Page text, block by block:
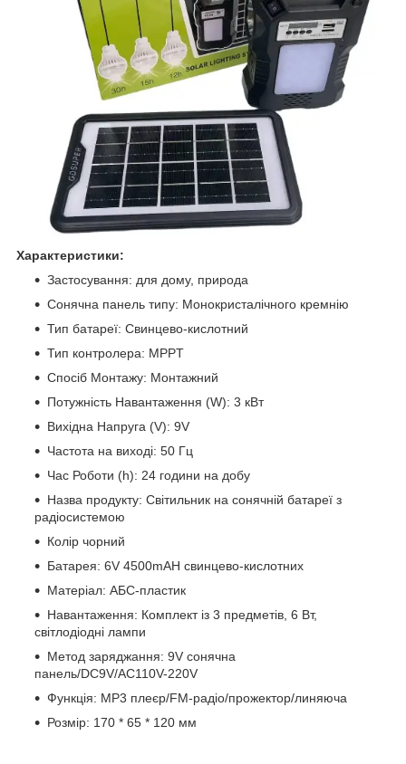
Характеристики:
Застосування: для дому, природа
Сонячна панель типу: Монокристалічного кремнію
Тип батареї: Свинцево-кислотний
Тип контролера: MPPT
Спосіб Монтажу: Монтажний
Потужність Навантаження (W): 3 кВт
Вихідна Напруга (V): 9V
Частота на виході: 50 Гц
Час Роботи (h): 24 години на добу
Назва продукту: Світильник на сонячній батареї з
радіосистемою
Колір чорний
Батарея: 6V 4500mAH свинцево-кислотних
Матеріал: АБС-пластик
Навантаження: Комплект із 3 предметів, 6 Вт,
світлодіодні лампи
Метод заряджання: 9V сонячна
панель/DC9V/AC110V-220V
Функція: MP3 плеєр/FM-радіо/прожектор/линяюча
Розмір: 170 * 65 * 120 мм